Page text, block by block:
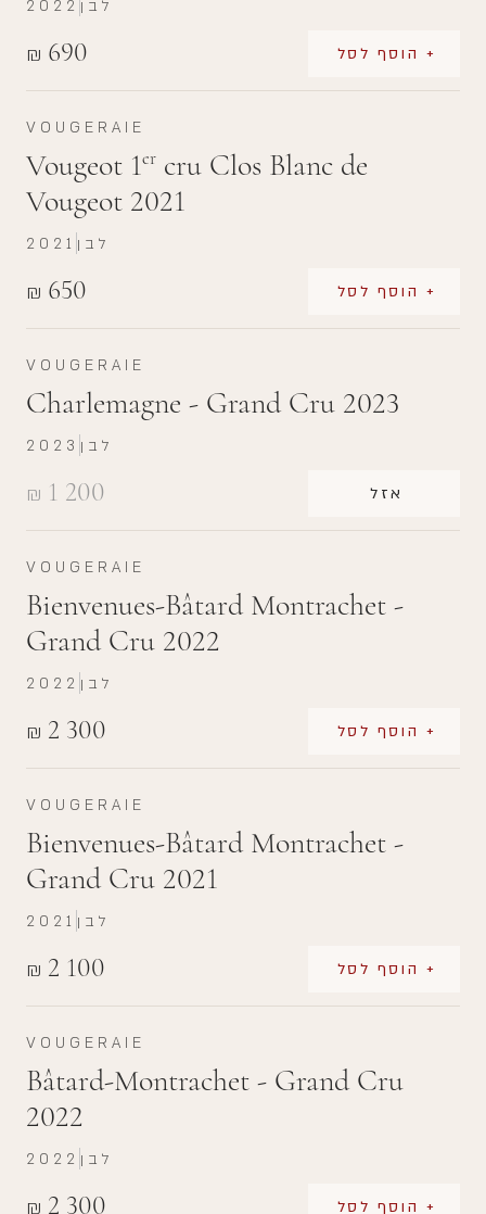
₪ 690 + הוסף לסל
2022 לבן
VOUGERAIE
Vougeot 1er cru Clos Blanc de
Vougeot 2021
₪ 650 + הוסף לסל
2021 לבן
VOUGERAIE
Charlemagne - Grand Cru 2023
₪ 1 200 אזל
2023 לבן
VOUGERAIE
Bienvenues-Bâtard Montrachet -
Grand Cru 2022
₪ 2 300 + הוסף לסל
2022 לבן
VOUGERAIE
Bienvenues-Bâtard Montrachet -
Grand Cru 2021
₪ 2 100 + הוסף לסל
2021 לבן
VOUGERAIE
Bâtard-Montrachet - Grand Cru
2022
₪ 2 300 + הוסף לסל
2022 לבן